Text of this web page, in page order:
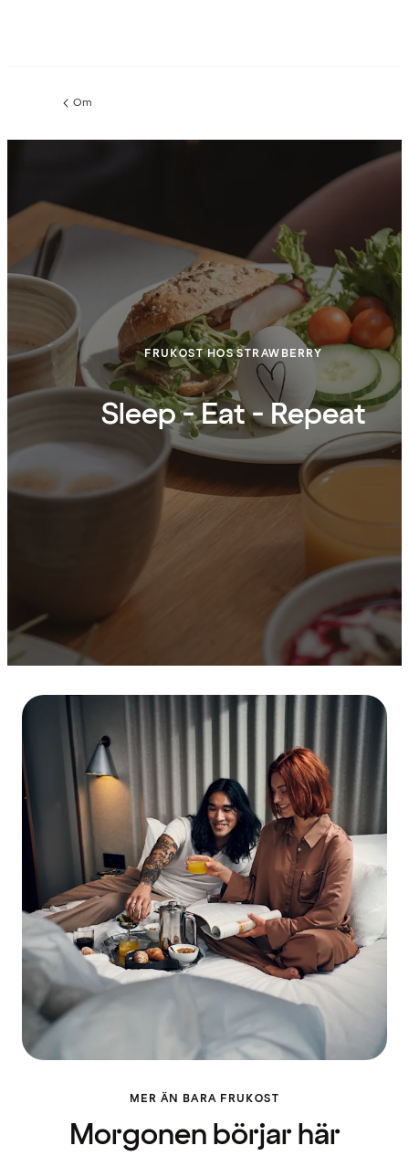
Föregående
Om
FRUKOST HOS STRAWBERRY
Sleep - Eat - Repeat
MER ÄN BARA FRUKOST
Morgonen börjar här